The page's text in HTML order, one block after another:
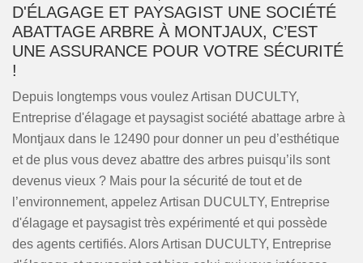
D'ÉLAGAGE ET PAYSAGIST UNE SOCIÉTÉ
ABATTAGE ARBRE À MONTJAUX, C’EST
UNE ASSURANCE POUR VOTRE SÉCURITÉ
!
Depuis longtemps vous voulez Artisan DUCULTY,
Entreprise d'élagage et paysagist société abattage arbre à
Montjaux dans le 12490 pour donner un peu d’esthétique
et de plus vous devez abattre des arbres puisqu’ils sont
devenus vieux ? Mais pour la sécurité de tout et de
l’environnement, appelez Artisan DUCULTY, Entreprise
d'élagage et paysagist très expérimenté et qui possède
des agents certifiés. Alors Artisan DUCULTY, Entreprise